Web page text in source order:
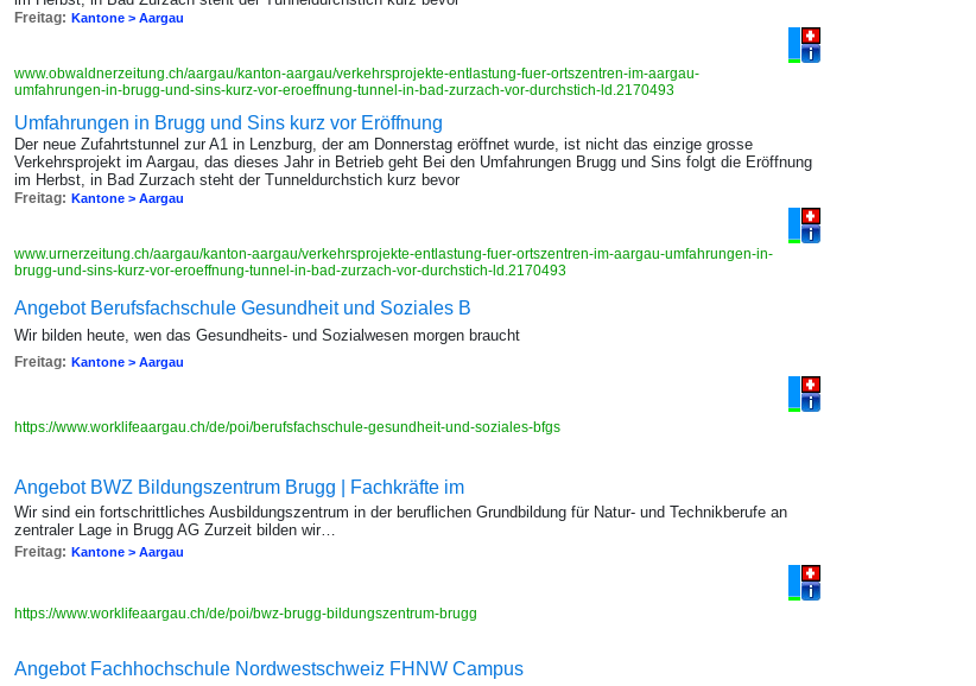
Freitag: Kantone > Aargau
www.obwaldnerzeitung.ch/aargau/kanton-aargau/verkehrsprojekte-entlastung-fuer-ortszentren-im-aargau-
umfahrungen-in-brugg-und-sins-kurz-vor-eroeffnung-tunnel-in-bad-zurzach-vor-durchstich-ld.2170493
Umfahrungen in Brugg und Sins kurz vor Eröffnung
Der neue Zufahrtstunnel zur A1 in Lenzburg, der am Donnerstag eröffnet wurde, ist nicht das einzige grosse
Verkehrsprojekt im Aargau, das dieses Jahr in Betrieb geht Bei den Umfahrungen Brugg und Sins folgt die Eröffnung
im Herbst, in Bad Zurzach steht der Tunneldurchstich kurz bevor
Freitag: Kantone > Aargau
www.urnerzeitung.ch/aargau/kanton-aargau/verkehrsprojekte-entlastung-fuer-ortszentren-im-aargau-umfahrungen-in-
brugg-und-sins-kurz-vor-eroeffnung-tunnel-in-bad-zurzach-vor-durchstich-ld.2170493
Angebot Berufsfachschule Gesundheit und Soziales B
Wir bilden heute, wen das Gesundheits- und Sozialwesen morgen braucht
Freitag: Kantone > Aargau
https://www.worklifeaargau.ch/de/poi/berufsfachschule-gesundheit-und-soziales-bfgs
Angebot BWZ Bildungszentrum Brugg | Fachkräfte im
Wir sind ein fortschrittliches Ausbildungszentrum in der beruflichen Grundbildung für Natur- und Technikberufe an
zentraler Lage in Brugg AG Zurzeit bilden wir…
Freitag: Kantone > Aargau
https://www.worklifeaargau.ch/de/poi/bwz-brugg-bildungszentrum-brugg
Angebot Fachhochschule Nordwestschweiz FHNW Campus